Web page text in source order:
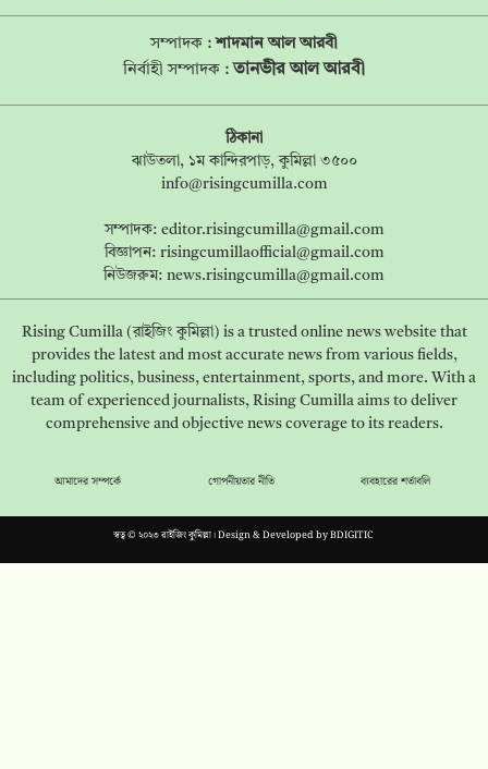
সম্পাদক :শাদমান আল আরবী
নির্বাহী সম্পাদক : তানভীর আল আরবী
ঠিকানা
ঝাউতলা, ১ম কান্দিরপাড়, কুমিল্লা ৩৫০০
info@risingcumilla.com
সম্পাদক: editor.risingcumilla@gmail.com
বিজ্ঞাপন: risingcumillaofficial@gmail.com
নিউজরুম: news.risingcumilla@gmail.com
Rising Cumilla (রাইজিং কুমিল্লা) is a trusted online news website that
provides the latest and most accurate news from various fields,
including politics, business, entertainment, sports, and more. With a
team of experienced journalists, Rising Cumilla aims to deliver
comprehensive and objective news coverage to its readers.
আমাদের সম্পর্কে গোপনীয়তার নীতি ব্যবহারের শর্তাবলি
স্বত্ব © ২০২৩ রাইজিং কুমিল্লা। Design & Developed byBDIGITIC